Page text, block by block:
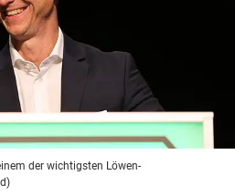
der wichtigsten Löwen-